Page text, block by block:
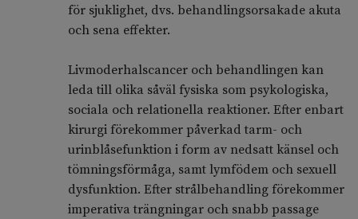
för sjuklighet, dvs. behandlingsorsakade akuta
och sena effekter.
Livmoderhalscancer och behandlingen kan
leda till olika såväl fysiska som psykologiska,
sociala och relationella reaktioner. Efter enbart
kirurgi förekommer påverkad tarm- och
urinblåsefunktion i form av nedsatt känsel och
tömningsförmåga, samt lymfödem och sexuell
dysfunktion. Efter strålbehandling förekommer
imperativa trängningar och snabb passage